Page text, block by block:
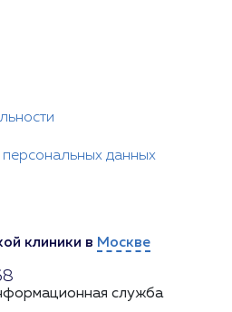
данных
клиники в Москве
служба